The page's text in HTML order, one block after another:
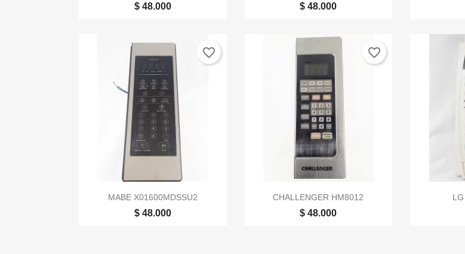
$ 48.000 $ 48.000
 Vista rápida
MABE X01600MDSSU2
$ 48.000
favorite_border
 Vista rápida
CHALLENGER HM8012
$ 48.000
favorite_border
